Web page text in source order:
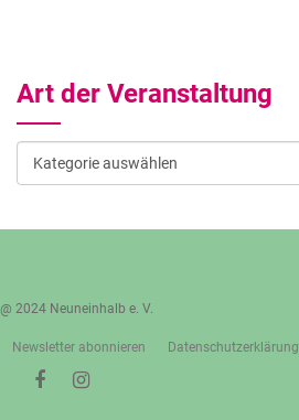
Art der Veranstaltung
Art
der
Veranstaltung
@ 2024 Neuneinhalb e. V.
Newsletter abonnieren Datenschutzerklärung